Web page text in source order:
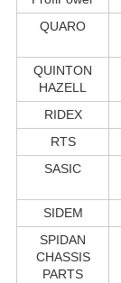
QUARO
QUINTON
HAZELL
RIDEX
RTS
SASIC
SIDEM
SPIDAN
CHASSIS
PARTS